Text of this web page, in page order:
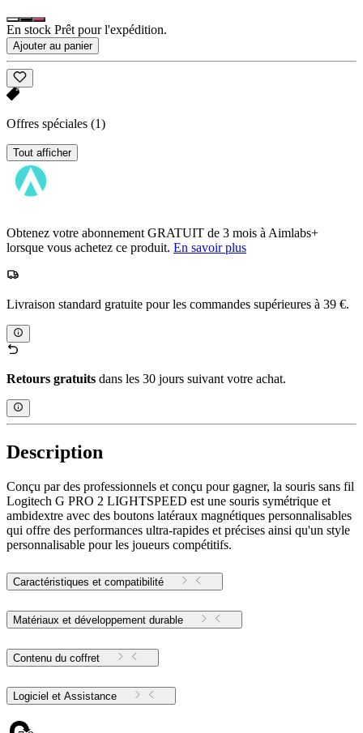
En stock Prêt pour l'expédition.
Ajouter au panier
Offres spéciales (1)
Tout afficher
Obtenez votre abonnement GRATUIT de 3 mois à Aimlabs+
lorsque vous achetez ce produit. En savoir plus
Livraison standard gratuite pour les commandes supérieures à 39 €.
Retours gratuits dans les 30 jours suivant votre achat.
Description
Conçu par des professionnels et conçu pour gagner, la souris sans fil
Logitech G PRO 2 LIGHTSPEED est une souris symétrique et
ambidextre avec des boutons latéraux magnétiques personnalisables
qui offre des performances ultra-rapides et précises ainsi qu'un style
personnalisable pour les joueurs compétitifs.
Caractéristiques et compatibilité
Matériaux et développement durable
Contenu du coffret
Logiciel et Assistance